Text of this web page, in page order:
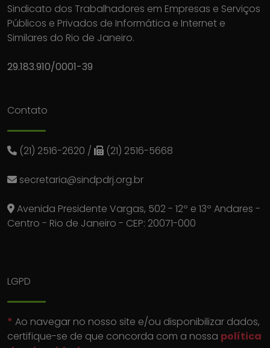
Sindicato dos Trabalhadores em Empresas e Serviços
Públicos e Privados de Informática e Internet e
Similares do Rio de Janeiro.
29.183.910/0001-39
Contato
(21) 2516-2620 / (21) 2516-5668
secretaria@sindpdrj.org.br
Avenida Presidente Vargas, 502 - 12º e 13º Andares -
Centro - Rio de Janeiro - CEP: 20071-000
LGPD
* Ao navegar no nosso site e/ou disponibilizar dados,
certifique-se de que concorda com a nossa política